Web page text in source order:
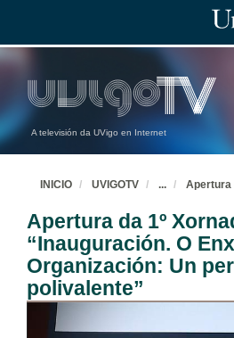
A televisión da UVigo en Internet
INICIO UVIGOTV ... Apertura
Apertura da 1º
“Inauguración. O
Organización: Un
polivalente”